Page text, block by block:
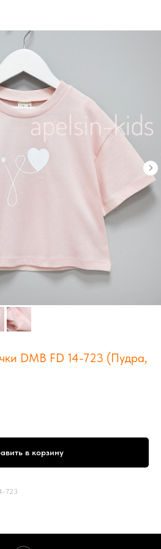
DMB FD 14-723 (Пудра,
в корзину
723